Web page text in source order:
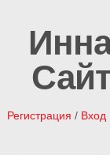
Регистрация / Вход